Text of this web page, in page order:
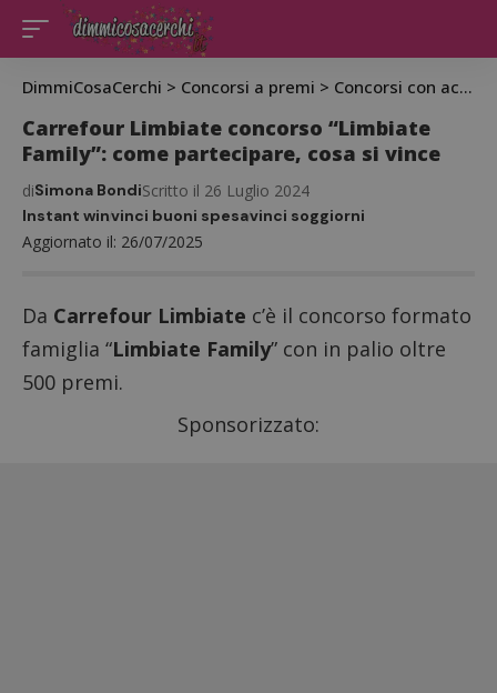
DimmiCosaCerchi > Concorsi a premi > Concorsi con acquisto
Carrefour Limbiate concorso “Limbiate
Family”: come partecipare, cosa si vince
Aggiornato il: 26/07/2025
diSimona BondiScritto il 26 Luglio 2024
Instant winvinci buoni spesavinci soggiorni
Da Carrefour Limbiate c’è il concorso formato
famiglia “Limbiate Family” con in palio oltre
500 premi.
Sponsorizzato: